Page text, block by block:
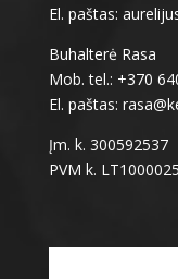
El. paštas:
Buhalterė Rasa
Mob. tel.: +370
El. paštas:
Įm. k. 300592537
PVM k.